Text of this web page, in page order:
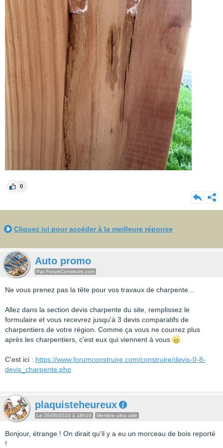
0
Cliquez ici pour accéder à la meilleure réponse
Auto promo
Par ForumConstruire.com
Ne vous prenez pas la tête pour vos travaux de charpente...
Allez dans la section devis charpente du site, remplissez le
formulaire et vous recevrez jusqu'à 3 devis comparatifs de
charpentiers de votre région. Comme ça vous ne courrez plus
après les charpentiers, c'est eux qui viennent à vous
C'est ici : https://www.forumconstruire.com/construire/devis-0-8-
devis_charpente.php
plaquisteheureux
Le 26/06/2024 à 18h16 Membre ultra utile
Bonjour, étrange ! On dirait qu'il y a eu un morceau de bois reporté
!